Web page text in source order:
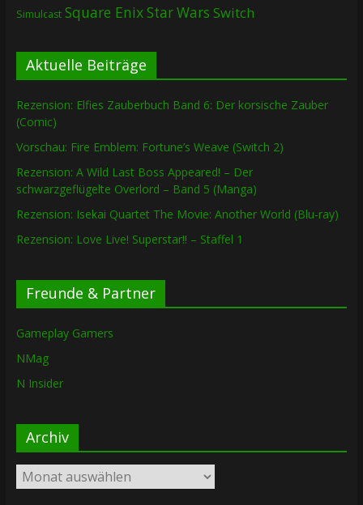
Simulcast Square EnixStar Wars Switch
Aktuelle Beiträge
Rezension: Elfies Zauberbuch Band 6: Der korsische Zauber
(Comic)
Vorschau: Fire Emblem: Fortune’s Weave (Switch 2)
Rezension: A Wild Last Boss Appeared! – Der
schwarzgeflügelte Overlord – Band 5 (Manga)
Rezension: Isekai Quartet The Movie: Another World (Blu-ray)
Rezension: Love Live! Superstar!! – Staffel 1
Freunde & Partner
Gameplay Gamers
NMag
N Insider
Archiv
Archiv